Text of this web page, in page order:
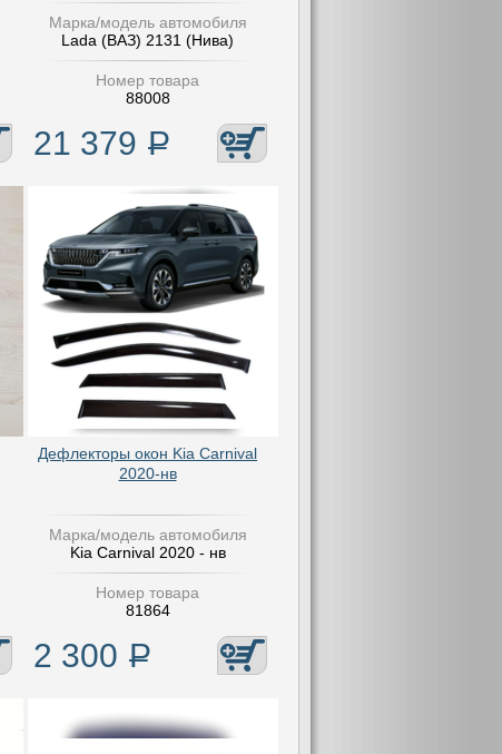
Марка/модель автомобиля
Lada (ВАЗ) 2131 (Нива)
Номер товара
88008
21 379 Р
Дефлекторы окон Kia Carnival
2020-нв
Марка/модель автомобиля
Kia Carnival 2020 - нв
Номер товара
81864
2 300 Р